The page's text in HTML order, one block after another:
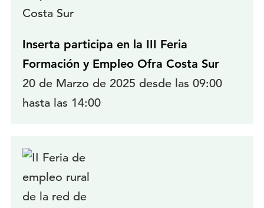
Inserta participa en la III Feria
Formación y Empleo Ofra Costa Sur
20 de Marzo de 2025 desde las 09:00
hasta las 14:00